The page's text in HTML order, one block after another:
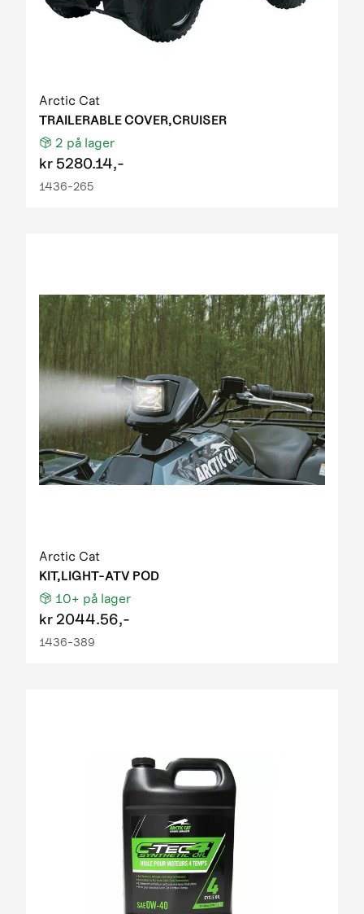
Arctic Cat
TRAILERABLE COVER,CRUISER
2 på lager
kr 5280.14,-
1436-265
Arctic Cat
KIT,LIGHT-ATV POD
10+ på lager
kr 2044.56,-
1436-389